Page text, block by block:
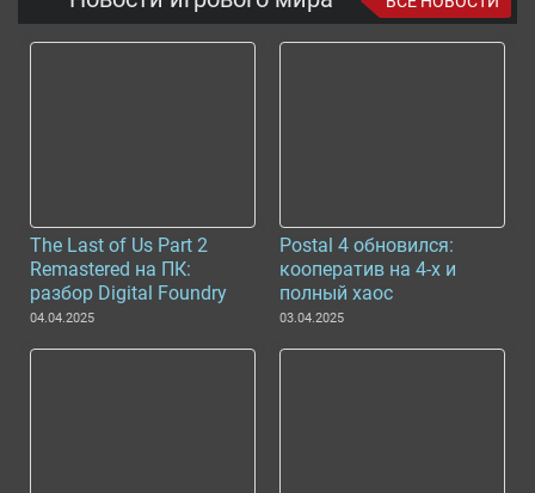
The Last of Us Part 2
Remastered на ПК:
разбор Digital Foundry
04.04.2025
Postal 4 обновился:
кооператив на 4-х и
полный хаос
03.04.2025